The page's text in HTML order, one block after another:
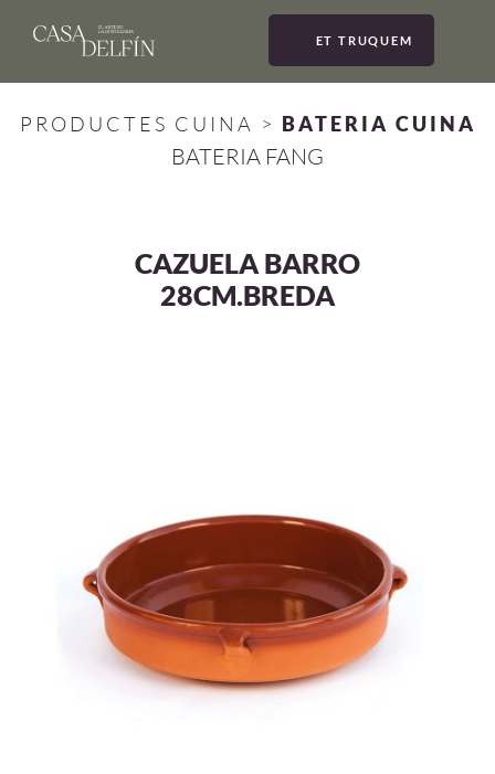
ET TRUQUEM
PRODUCTES CUINA > BATERIA CUINA
BATERIA FANG
CAZUELA BARRO
28CM.BREDA